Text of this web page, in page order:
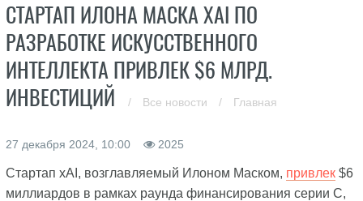
CТАРТАП ИЛОНА МАСКА XAI ПО
РАЗРАБОТКЕ ИСКУССТВЕННОГО
ИНТЕЛЛЕКТА ПРИВЛЕК $6 МЛРД.
ИНВЕСТИЦИЙ
/ Все новости / Главная
27 декабря 2024, 10:00 2025
Стартап xAI, возглавляемый Илоном Маском, привлек$6
миллиардов в рамках раунда финансирования серии C,